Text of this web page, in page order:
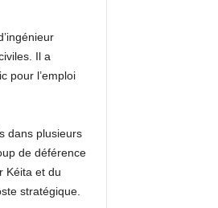
Il a
pour l’emploi
dans plusieurs
de déférence
Kéita et du
stratégique.